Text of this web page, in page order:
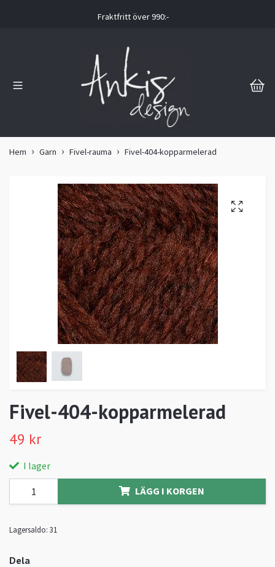
Fraktfritt över 990:-
Hem Garn Fivel-rauma Fivel-404-kopparmelerad
Fivel-404-kopparmelerad
49 kr
I lager
LÄGG I KORGEN
Lagersaldo: 31
Dela